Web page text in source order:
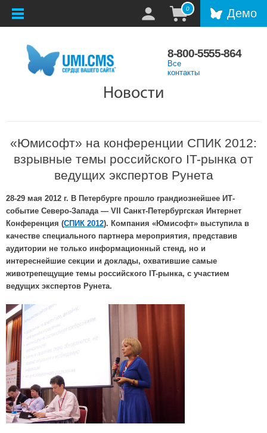
0 Демо
8-800-5555-864
Все
контакты
Новости
«Юмисофт» на конференции СПИК 2012:
взрывные темы российского IT-рынка от
ведущих экспертов Рунета
28-29 мая 2012 г. В Петербурге прошло грандиознейшее ИТ-
событие Северо-Запада — VII Санкт-Петербургская Интернет
Конференция (СПИК 2012). Компания «Юмисофт» выступила в
качестве специального партнера мероприятия, представив
аудитории не только информационный стенд, но и
интереснейшие секции и доклады, охватившие самые
животрепещущие темы российского IT-рынка, с участием
ведущих экспертов Рунета.